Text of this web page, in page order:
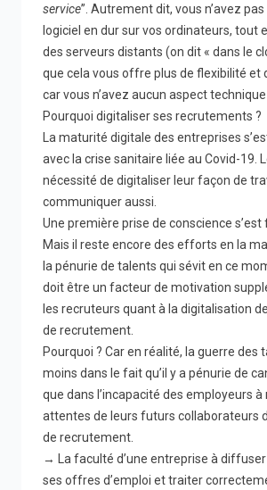
service”. Autrement dit, vous n’avez
logiciel en dur sur vos ordinateurs, tout
des serveurs distants (on dit « dans le
que cela vous offre plus de flexibilité et
car vous n’avez aucun aspect technique
Pourquoi digitaliser ses recrutements ?
La maturité digitale des entreprises
avec la crise sanitaire liée au Covid-19.
nécessité de digitaliser leur façon de
communiquer aussi.
Une première prise de conscience s’est
Mais il reste encore des efforts en la
la pénurie de talents qui sévit en ce
doit être un facteur de motivation
les recruteurs quant à la digitalisation
de recrutement.
Pourquoi ? Car en réalité, la guerre des
moins dans le fait qu’il y a pénurie de
que dans l’incapacité des employeurs
attentes de leurs futurs collaborateurs
de recrutement.
→ La faculté d’une entreprise à
ses offres d’emploi et traiter